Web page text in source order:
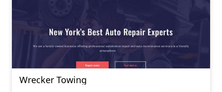
Wrecker Towing